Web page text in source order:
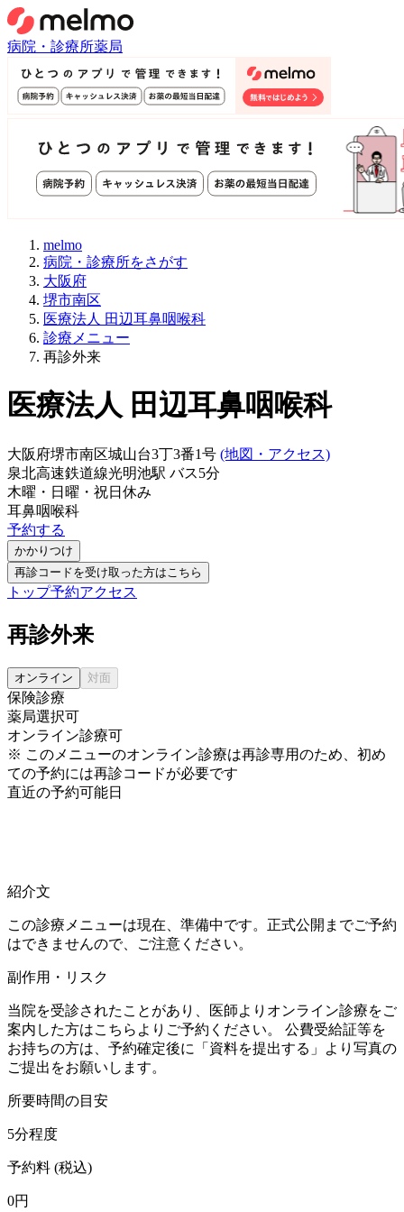
病院・診療所薬局
melmo
病院・診療所をさがす
大阪府
堺市南区
医療法人 田辺耳鼻咽喉科
診療メニュー
再診外来
医療法人 田辺耳鼻咽喉科
大阪府堺市南区城山台3丁3番1号 (地図・アクセス)
泉北高速鉄道線光明池駅 バス5分
木曜・日曜・祝日 休み
耳鼻咽喉科
予約する
かかりつけ
再診コードを受け取った方はこちら
トップ予約アクセス
再診外来
オンライン 対面
保険診療
薬局選択可
オンライン診療可
※ このメニューのオンライン診療は再診専用のため、初め
ての予約には再診コードが必要です
直近の予約可能日
紹介文
この診療メニューは現在、準備中です。正式公開までご予約
はできませんので、ご注意ください。
副作用・リスク
当院を受診されたことがあり、医師よりオンライン診療をご
案内した方はこちらよりご予約ください。 公費受給証等を
お持ちの方は、予約確定後に「資料を提出する」より写真の
ご提出をお願いします。
所要時間の目安
5分程度
予約料 (税込)
0円